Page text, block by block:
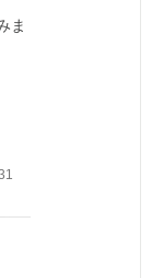
ま